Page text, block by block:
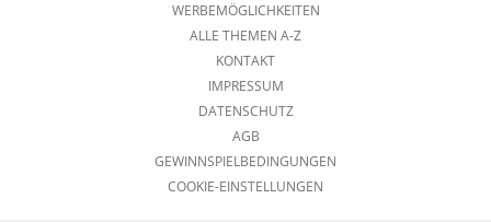
WERBEMÖGLICHKEITEN
ALLE THEMEN A-Z
KONTAKT
IMPRESSUM
DATENSCHUTZ
AGB
GEWINNSPIELBEDINGUNGEN
COOKIE-EINSTELLUNGEN